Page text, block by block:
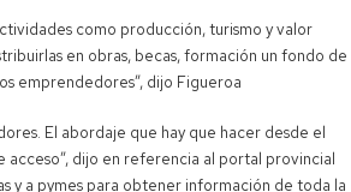
como producción, turismo y valor
en obras, becas, formación un fondo de
emprendedores”, dijo Figueroa
El abordaje que hay que hacer desde el
dijo en referencia al portal provincial
y a pymes para obtener información de toda la